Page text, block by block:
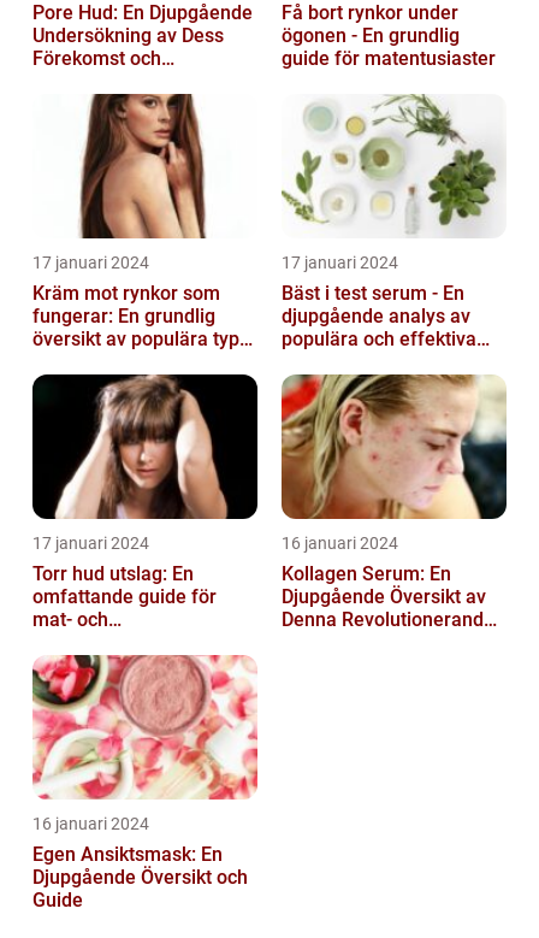
Pore Hud: En Djupgående
Undersökning av Dess
Förekomst och
Få bort rynkor under
ögonen - En grundlig
guide för matentusiaster
17 januari 2024
Kräm mot rynkor som
fungerar: En grundlig
översikt av populära typer
17 januari 2024
Bäst i test serum - En
djupgående analys av
populära och effektiva
17 januari 2024
Torr hud utslag: En
omfattande guide för
mat- och
16 januari 2024
Kollagen Serum: En
Djupgående Översikt av
Denna Revolutionerande
16 januari 2024
Egen Ansiktsmask: En
Djupgående Översikt och
Guide